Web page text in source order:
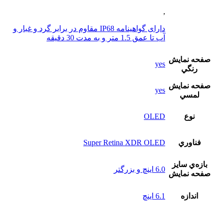
,
دارای گواهینامه IP68 مقاوم در برابر گرد و غبار و
آب تا عمق 1.5 متر و به مدت 30 دقیقه
صفحه نمايش
رنگي
yes
صفحه نمايش
لمسي
yes
نوع OLED
فناوري Super Retina XDR OLED
بازه‌ي سايز
صفحه نمايش
6.0 اینچ و بزرگتر
اندازه 6.1 اینچ